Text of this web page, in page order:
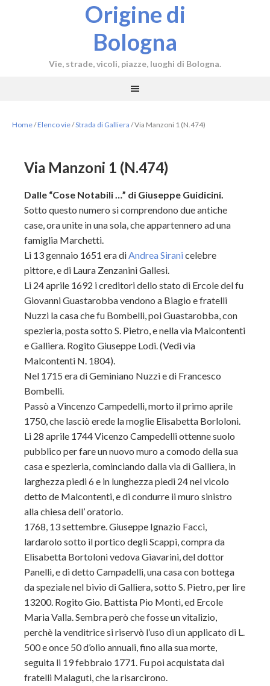
Origine di
Bologna
Vie, strade, vicoli, piazze, luoghi di Bologna.
Home/Elenco vie/Strada di Galliera /Via Manzoni 1 (N.474)
Via Manzoni 1 (N.474)
Dalle “Cose Notabili …” di Giuseppe Guidicini.
Sotto questo numero si comprendono due antiche
case, ora unite in una sola, che appartennero ad una
famiglia Marchetti.
Li 13 gennaio 1651 era diAndrea Siranicelebre
pittore, e di Laura Zenzanini Gallesi.
Li 24 aprile 1692 i creditori dello stato di Ercole del fu
Giovanni Guastarobba vendono a Biagio e fratelli
Nuzzi la casa che fu Bombelli, poi Guastarobba, con
spezieria, posta sotto S. Pietro, e nella via Malcontenti
e Galliera. Rogito Giuseppe Lodi. (Vedi via
Malcontenti N. 1804).
Nel 1715 era di Geminiano Nuzzi e di Francesco
Bombelli.
Passò a Vincenzo Campedelli, morto il primo aprile
1750, che lasciò erede la moglie Elisabetta Borloloni.
Li 28 aprile 1744 Vicenzo Campedelli ottenne suolo
pubblico per fare un nuovo muro a comodo della sua
casa e spezieria, cominciando dalla via di Galliera, in
larghezza piedi 6 e in lunghezza piedi 24 nel vicolo
detto de Malcontenti, e di condurre ii muro sinistro
alla chiesa dell’ oratorio.
1768, 13 settembre. Giuseppe Ignazio Facci,
lardarolo sotto il portico degli Scappi, compra da
Elisabetta Bortoloni vedova Giavarini, del dottor
Panelli, e di detto Campadelli, una casa con bottega
da speziale nel bivio di Galliera, sotto S. Pietro, per lire
13200. Rogito Gio. Battista Pio Monti, ed Ercole
Maria Valla. Sembra però che fosse un vitalizio,
perchè la venditrice si riservò l’uso di un applicato di L.
500 e once 50 d’olio annuali, fino alla sua morte,
seguita li 19 febbraio 1771. Fu poi acquistata dai
fratelli Malaguti, che la risarcirono.